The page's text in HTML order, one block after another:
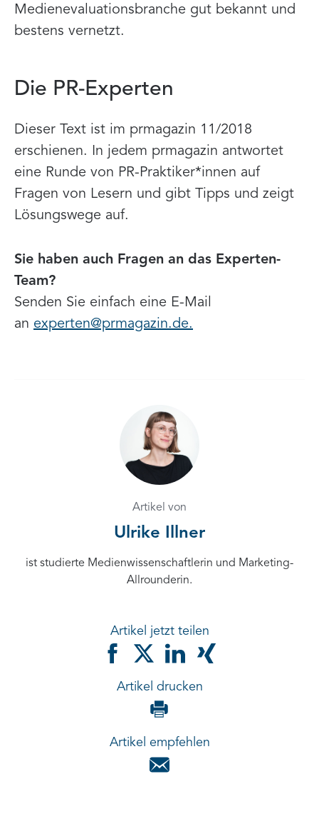
Medienevaluationsbranche gut bekannt und
bestens vernetzt.
Die PR-Experten
Dieser Text ist im prmagazin 11/2018
erschienen. In jedem prmagazin antwortet
eine Runde von PR-Praktiker*innen auf
Fragen von Lesern und gibt Tipps und zeigt
Lösungswege auf.
Sie haben auch Fragen an das Experten-
Team?
Senden Sie einfach eine E-Mail
an experten@prmagazin.de.
Artikel von
Ulrike Illner
ist studierte Medienwissenschaftlerin und Marketing-
Allrounderin.
Artikel jetzt teilen
Artikel drucken
Artikel empfehlen